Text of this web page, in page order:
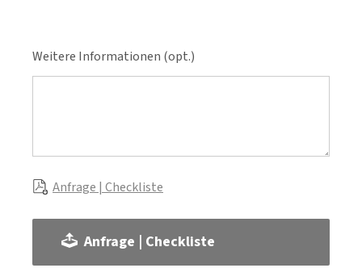
Weitere Informationen (opt.)
Anfrage | Checkliste
Anfrage | Checkliste